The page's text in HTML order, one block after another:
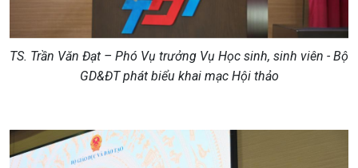
TS. Trần Văn Đạt – Phó Vụ trưởng Vụ Học sinh, sinh viên - Bộ
GD&ĐT phát biểu khai mạc Hội thảo